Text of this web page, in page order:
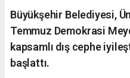
Büyükşehir Belediyesi,
Temmuz Demokrasi
kapsamlı dış cephe
başlattı.